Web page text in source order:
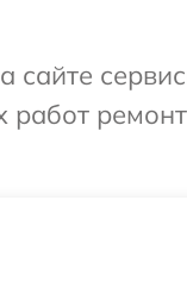
работ